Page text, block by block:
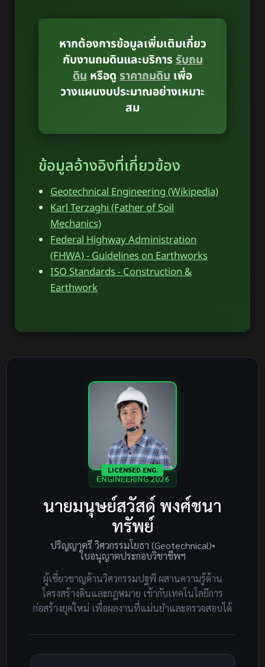
หากต้องการข้อมูลเพิ่มเติมเกี่ยว
กับงานถมดินและบริการรับถม
ดิน หรือดู ราคาถมดิน เพื่อ
วางแผนงบประมาณอย่างเหมาะ
สม
ข้อมูลอ้างอิงที่เกี่ยวข้อง
Geotechnical Engineering (Wikipedia)
Karl Terzaghi (Father of Soil
Mechanics)
Federal Highway Administration
(FHWA) - Guidelines on Earthworks
ISO Standards - Construction &
Earthwork
LICENSED ENG.
ENGINEERING 2026
นายมนุษย์สวัสด์ พงศ์ชนา
ทรัพย์
ปริญญาตรี วิศวกรรมโยธา (Geotechnical)•
ใบอนุญาตประกอบวิชาชีพฯ
ผู้เชี่ยวชาญด้านวิศวกรรมปฐพี ผสานความรู้ด้าน
โครงสร้างดินและกฎหมาย เข้ากับเทคโนโลยีการ
ก่อสร้างยุคใหม่ เพื่อผลงานที่แม่นยำและตรวจสอบได้